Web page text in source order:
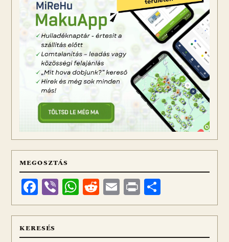
MEGOSZTÁS
Facebook
ViberWhatsApp
Reddit
Email
Print
meg
KERESÉS